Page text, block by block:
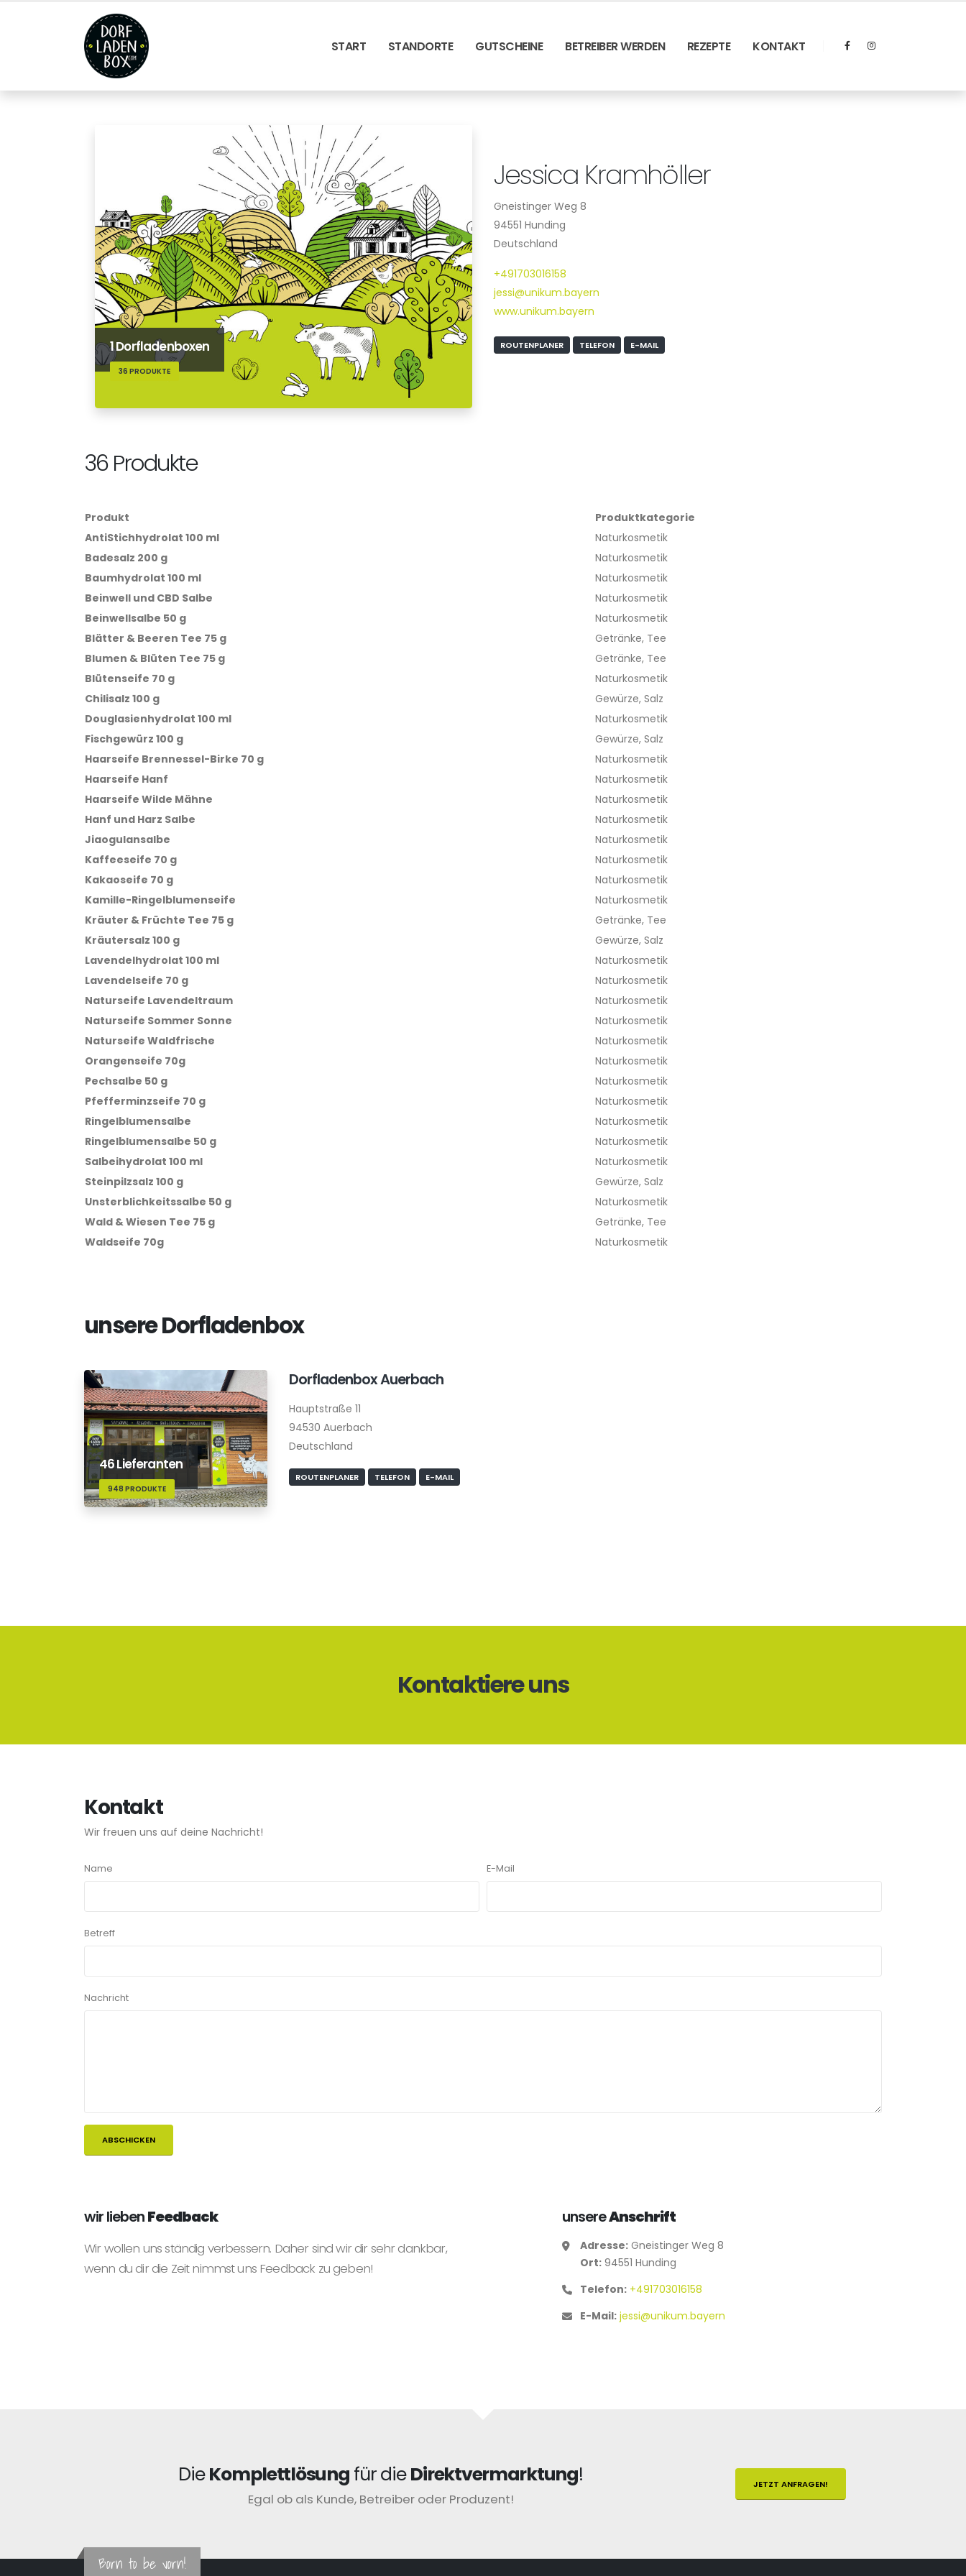
START STANDORTE GUTSCHEINE BETREIBER WERDEN REZEPTE KONTAKT
1 Dorfladenboxen
36 PRODUKTE
Jessica Kramhöller
Gneistinger Weg 8
94551 Hunding
Deutschland
+491703016158
jessi@unikum.bayern
www.unikum.bayern
ROUTENPLANER TELEFON E-MAIL
36 Produkte
Produkt
Produktkategorie
AntiStichhydrolat 100 ml
Naturkosmetik
Badesalz 200 g
Naturkosmetik
Baumhydrolat 100 ml
Naturkosmetik
Beinwell und CBD Salbe
Naturkosmetik
Beinwellsalbe 50 g
Naturkosmetik
Blätter & Beeren Tee 75 g
Getränke, Tee
Blumen & Blüten Tee 75 g
Getränke, Tee
Blütenseife 70 g
Naturkosmetik
Chilisalz 100 g
Gewürze, Salz
Douglasienhydrolat 100 ml
Naturkosmetik
Fischgewürz 100 g
Gewürze, Salz
Haarseife Brennessel-Birke 70 g
Naturkosmetik
Haarseife Hanf
Naturkosmetik
Haarseife Wilde Mähne
Naturkosmetik
Hanf und Harz Salbe
Naturkosmetik
Jiaogulansalbe
Naturkosmetik
Kaffeeseife 70 g
Naturkosmetik
Kakaoseife 70 g
Naturkosmetik
Kamille-Ringelblumenseife
Naturkosmetik
Kräuter & Früchte Tee 75 g
Getränke, Tee
Kräutersalz 100 g
Gewürze, Salz
Lavendelhydrolat 100 ml
Naturkosmetik
Lavendelseife 70 g
Naturkosmetik
Naturseife Lavendeltraum
Naturkosmetik
Naturseife Sommer Sonne
Naturkosmetik
Naturseife Waldfrische
Naturkosmetik
Orangenseife 70g
Naturkosmetik
Pechsalbe 50 g
Naturkosmetik
Pfefferminzseife 70 g
Naturkosmetik
Ringelblumensalbe
Naturkosmetik
Ringelblumensalbe 50 g
Naturkosmetik
Salbeihydrolat 100 ml
Naturkosmetik
Steinpilzsalz 100 g
Gewürze, Salz
Unsterblichkeitssalbe 50 g
Naturkosmetik
Wald & Wiesen Tee 75 g
Getränke, Tee
Waldseife 70g
Naturkosmetik
unsere Dorfladenbox
46 Lieferanten
948 PRODUKTE
Dorfladenbox Auerbach
Hauptstraße 11
94530 Auerbach
Deutschland
ROUTENPLANER TELEFON E-MAIL
Kontaktiere uns
Kontakt
Wir freuen uns auf deine Nachricht!
Name E-Mail
Betreff
Nachricht
wir liebenFeedback
Wir wollen uns ständig verbessern. Daher sind wir dir sehr dankbar,
wenn du dir die Zeit nimmst uns Feedback zu geben!
unsereAnschrift
Adresse: Gneistinger Weg 8
Ort: 94551 Hunding
Telefon: +491703016158
E-Mail: jessi@unikum.bayern
DieKomplettlösung für dieDirektvermarktung!
Egal ob als Kunde, Betreiber oder Produzent!
JETZT ANFRAGEN!
Born to be vorn!